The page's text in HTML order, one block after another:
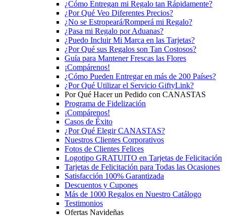
¿Cómo Entregan mi Regalo tan Rápidamente?
¿Por Qué Veo Diferentes Precios?
¿No se Estropeará/Romperá mi Regalo?
¿Pasa mi Regalo por Aduanas?
¿Puedo Incluir Mi Marca en las Tarjetas?
¿Por Qué sus Regalos son Tan Costosos?
Guía para Mantener Frescas las Flores
¡Compárenos!
¿Cómo Pueden Entregar en más de 200 Países?
¿Por Qué Utilizar el Servicio GiftyLink?
Por Qué Hacer un Pedido con CANASTAS
Programa de Fidelización
¡Compárenos!
Casos de Éxito
¿Por Qué Elegir CANASTAS?
Nuestros Clientes Corporativos
Fotos de Clientes Felices
Logotipo GRATUITO en Tarjetas de Felicitación
Tarjetas de Felicitación para Todas las Ocasiones
Satisfacción 100% Garantizada
Descuentos y Cupones
Más de 1000 Regalos en Nuestro Catálogo
Testimonios
Ofertas Navideñas